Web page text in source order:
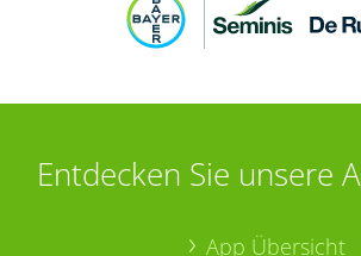
Entdecken Sie unsere
App Übersicht